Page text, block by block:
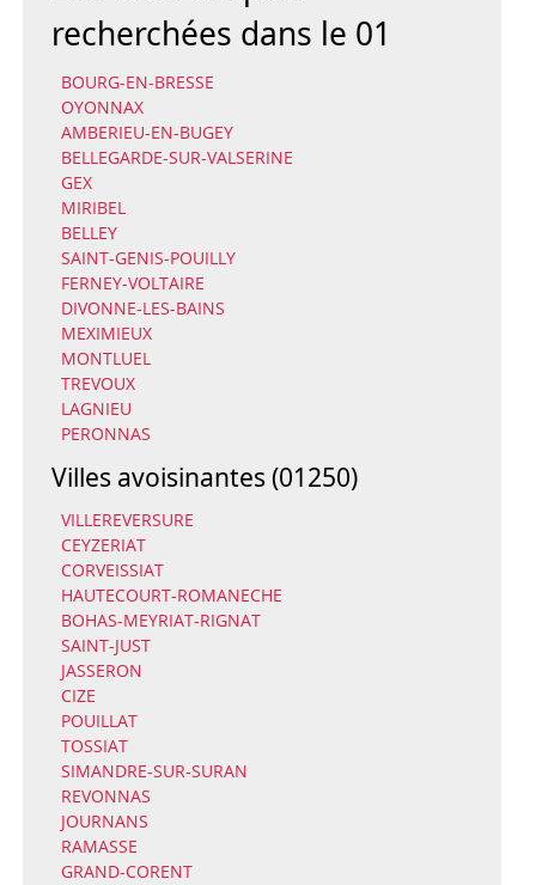
recherchées dans le 01
BOURG-EN-BRESSE
OYONNAX
AMBERIEU-EN-BUGEY
BELLEGARDE-SUR-VALSERINE
GEX
MIRIBEL
BELLEY
SAINT-GENIS-POUILLY
FERNEY-VOLTAIRE
DIVONNE-LES-BAINS
MEXIMIEUX
MONTLUEL
TREVOUX
LAGNIEU
PERONNAS
Villes avoisinantes (01250)
VILLEREVERSURE
CEYZERIAT
CORVEISSIAT
HAUTECOURT-ROMANECHE
BOHAS-MEYRIAT-RIGNAT
SAINT-JUST
JASSERON
CIZE
POUILLAT
TOSSIAT
SIMANDRE-SUR-SURAN
REVONNAS
JOURNANS
RAMASSE
GRAND-CORENT